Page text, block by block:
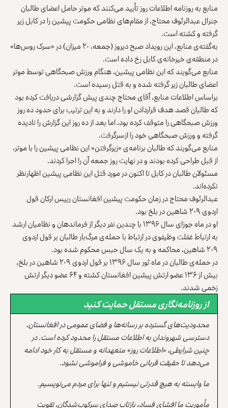
منابع به روزنامه اطلاعات روز تأیید می‌کنند که موتر حامل اعضای طالبان
جنرال عبدالرئوف محتاج، از مقام‌های نظامی حکومت پیشین را در کابل زیر
گرفته و کشته‌ است.
به‌گفته‌ی منابع، این رویداد صبح دیروز (جمعه، ۲۰ میزان) در «سرک روس‌ها»
در منطقه‌ی خیرخانه‌ی کابل رخ داده است.
منابع می‌گویند که این نظامی پیشین، هنگام ورزش صبحگاهی توسط موتر
اعضای طالبان زیر گرفته شده و به قتل رسیده است.
براساس اطلاعات منابع، آقای محتاج چندی پیش گزارشی دریافت کرده بود
که طالبان قصد هدف قراردادن او را دارند و به این ترتیب برای حدود ده روز
ورزش صبحگاهی را متوقف کرده بود، اما بعد از ده روز این گزارش را نادیده
گرفته و ورزش صبحگاهی خود را ازسرگرفت.
منابع می‌گویند که طالبان برنامه‌ی «زیرگرفتن» این نظامی پیشین را با موتر،
از قبل طراحی کرده بودند و در نهایت روز جمعه آن را اجرا کردند.
مسئولان طالبان در کابل تا اکنون در مورد قتل این نظامی پیشین اظهارنظر
نکرده‌اند.
عبدالرئوف محتاج در زمان حکومت پیشین افغانستان رییس ارکان قول
اردوی ۲۰۹ شاهین در بلخ بود.
او در ماه جوزای سال ۱۳۹۶ با چندین نفر دیگر از فرماندهان و نظامیان ارشد
به ارتباط غفلت وظیفوی در ارتباط با حمله‌ی مرگ‌بار طالبان بر قول اردوی
۲۰۹ شاهین، محاکمه و به یک سال حبس محکوم شده بود.
در حمله‌ی طالبان در ماه ثور سال ۱۳۹۶ بر قول اردوی ۲۰۹ شاهین در بلخ،
بیش از ۱۳۶ عضو ارتش پیشین افغانستان کشته و ۶۴ عضو دیگر ارتش
زخمی شدند.
از روزنامه‌نگاری مستقل حمایت کنید
محدودیت‌های گسترده بر رسانه‌ها و فضای عمومی در افغانستان،
دسترسی شهروندان به اطلاعات مستقل را محدود کرده است. در
چنین شرایطی، «اطلاعات روز» متعهدانه و مستقل به کار خود ادامه
می‌دهد تا حقیقت قربانی خاموشی و فراموشی نشود.
ما وابسته به هیچ قدرتی نیستیم و تنها برای مردم می‌نویسیم.
مأموریت ما افشای فساد، بازتاب صدای سرکوب‌شدگان، تقویت